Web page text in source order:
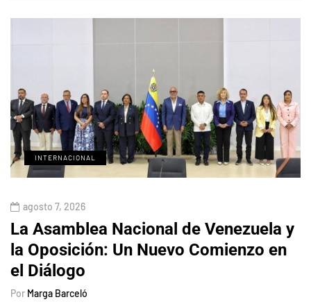
INTERNACIONAL
agosto 7, 2026
La Asamblea Nacional de Venezuela y
la Oposición: Un Nuevo Comienzo en
el Diálogo
Por Marga Barceló